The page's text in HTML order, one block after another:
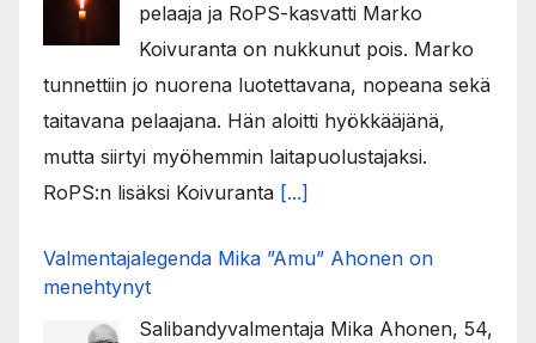
pelaaja ja RoPS-kasvatti Marko
Koivuranta on nukkunut pois. Marko
tunnettiin jo nuorena luotettavana, nopeana sekä
taitavana pelaajana. Hän aloitti hyökkääjänä,
mutta siirtyi myöhemmin laitapuolustajaksi.
RoPS:n lisäksi Koivuranta [...]
Valmentajalegenda Mika ”Amu” Ahonen on
menehtynyt
Salibandyvalmentaja Mika Ahonen, 54,